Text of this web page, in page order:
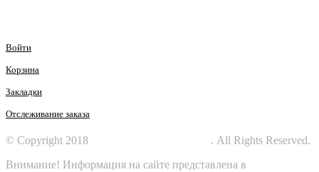
Войти
Корзина
Закладки
Отслеживание заказа
© Copyright 2018
. All Rights Reserved.
Внимание! Информация на сайте представлена в